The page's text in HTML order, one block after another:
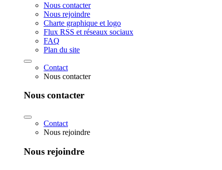
Nous contacter
Nous rejoindre
Charte graphique et logo
Flux RSS et réseaux sociaux
FAQ
Plan du site
Contact
Nous contacter
Nous contacter
Contact
Nous rejoindre
Nous rejoindre